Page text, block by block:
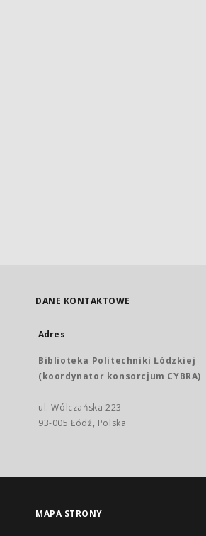
DANE KONTAKTOWE
Adres
Biblioteka Politechniki Łódzkiej
(koordynator konsorcjum CYBRA)
ul. Wólczańska 223
93-005 Łódź, Polska
MAPA STRONY